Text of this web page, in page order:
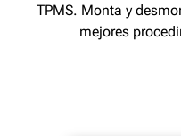
TPMS. Monta y
mejores